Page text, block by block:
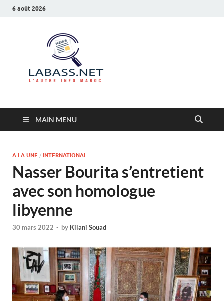
6 août 2026
MAIN MENU
A LA UNE / INTERNATIONAL
Nasser Bourita s’entretient
avec son homologue
libyenne
30 mars 2022 - by Kilani Souad